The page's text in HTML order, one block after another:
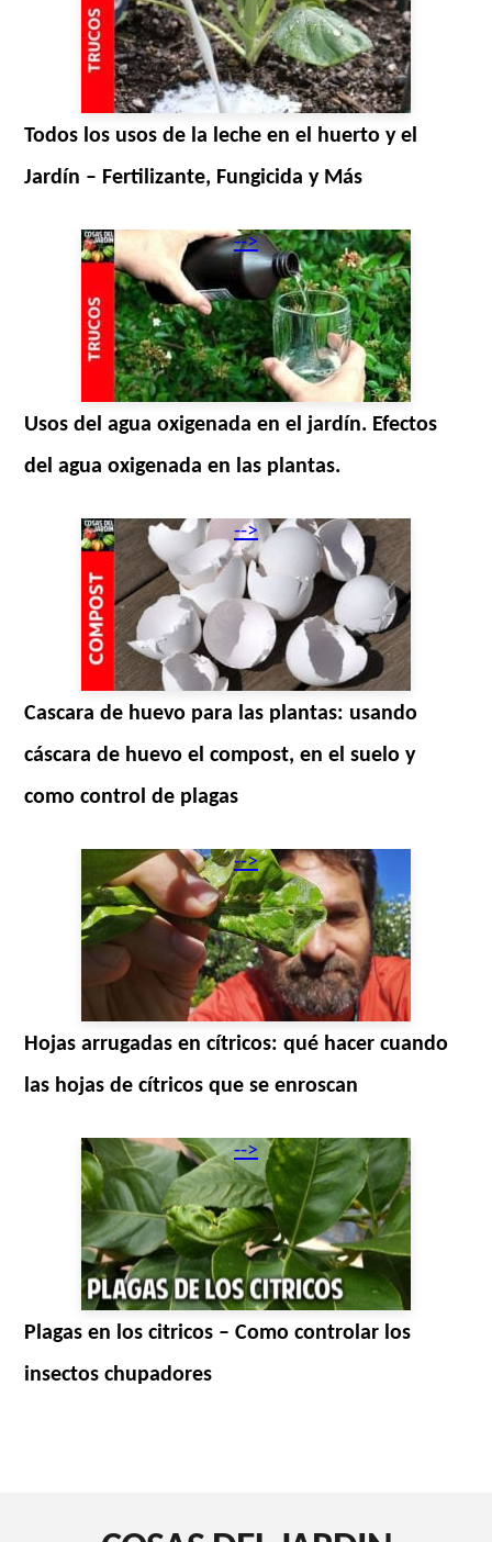
Todos los usos de la leche en el huerto y el
Jardín – Fertilizante, Fungicida y Más
-->
Usos del agua oxigenada en el jardín. Efectos
del agua oxigenada en las plantas.
-->
Cascara de huevo para las plantas: usando
cáscara de huevo el compost, en el suelo y
como control de plagas
-->
Hojas arrugadas en cítricos: qué hacer cuando
las hojas de cítricos que se enroscan
-->
Plagas en los citricos – Como controlar los
insectos chupadores